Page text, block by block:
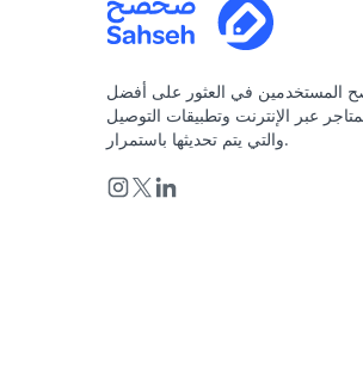
المستخدمين في العثور على أفضل
عبر الإنترنت وتطبيقات التوصيل
والتي يتم تحديثها باستمرار.